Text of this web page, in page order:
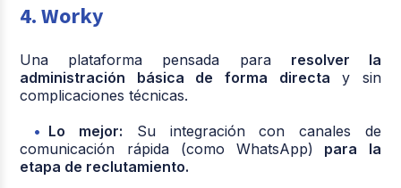
4. Worky
Una plataforma pensada para resolver la
administración básica de forma directa y sin
complicaciones técnicas.
Lo mejor: Su integración con canales de
comunicación rápida (como WhatsApp) para la
etapa de reclutamiento.